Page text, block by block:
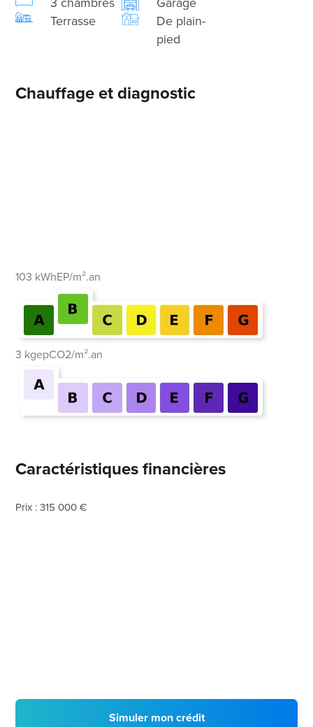
Terrasse
De plain-
pied
Chauffage et diagnostic
103 kWhEP/m².an
3 kgepCO2/m².an
Caractéristiques financières
Prix : 315 000 €
Simuler mon crédit